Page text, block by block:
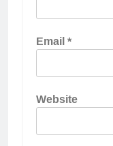
Email*
Website